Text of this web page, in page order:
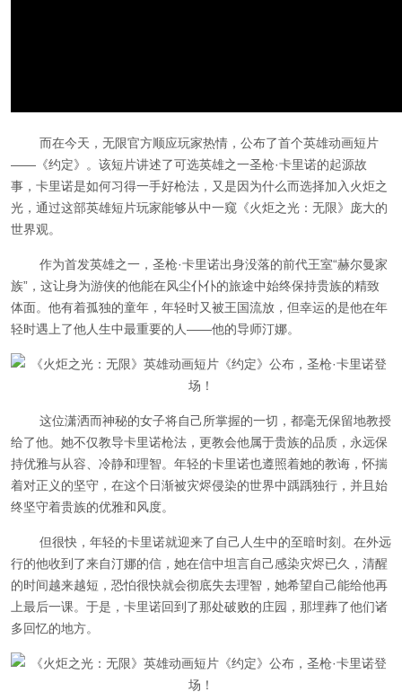
而在今天，无限官方顺应玩家热情，公布了首个英雄动画短片
——《约定》。该短片讲述了可选英雄之一圣枪·卡里诺的起源故
事，卡里诺是如何习得一手好枪法，又是因为什么而选择加入火炬之
光，通过这部英雄短片玩家能够从中一窥《火炬之光：无限》庞大的
世界观。
作为首发英雄之一，圣枪·卡里诺出身没落的前代王室“赫尔曼家
族”，这让身为游侠的他能在风尘仆仆的旅途中始终保持贵族的精致
体面。他有着孤独的童年，年轻时又被王国流放，但幸运的是他在年
轻时遇上了他人生中最重要的人——他的导师汀娜。
这位潇洒而神秘的女子将自己所掌握的一切，都毫无保留地教授
给了他。她不仅教导卡里诺枪法，更教会他属于贵族的品质，永远保
持优雅与从容、冷静和理智。年轻的卡里诺也遵照着她的教诲，怀揣
着对正义的坚守，在这个日渐被灾烬侵染的世界中踽踽独行，并且始
终坚守着贵族的优雅和风度。
但很快，年轻的卡里诺就迎来了自己人生中的至暗时刻。在外远
行的他收到了来自汀娜的信，她在信中坦言自己感染灾烬已久，清醒
的时间越来越短，恐怕很快就会彻底失去理智，她希望自己能给他再
上最后一课。于是，卡里诺回到了那处破败的庄园，那埋葬了他们诸
多回忆的地方。